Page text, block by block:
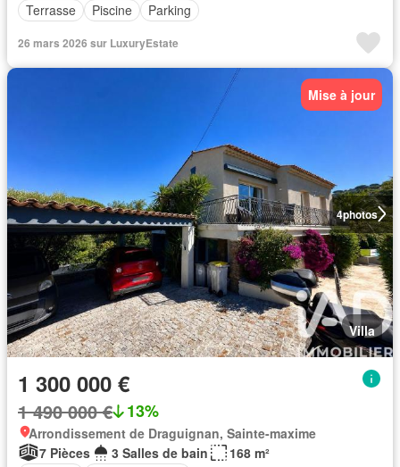
Terrasse
Piscine Parking
26 mars 2026 sur LuxuryEstate
4photos
Mise à jour
Villa
1 300 000 €
1 490 000 € 13%
Arrondissement de Draguignan, Sainte-maxime
7 Pièces
3 Salles de bain
168 m²